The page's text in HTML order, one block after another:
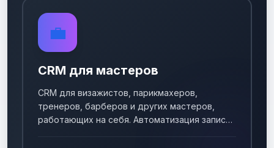
💼
CRM для мастеров
CRM для визажистов, парикмахеров,
тренеров, барберов и других мастеров,
работающих на себя. Автоматизация записи